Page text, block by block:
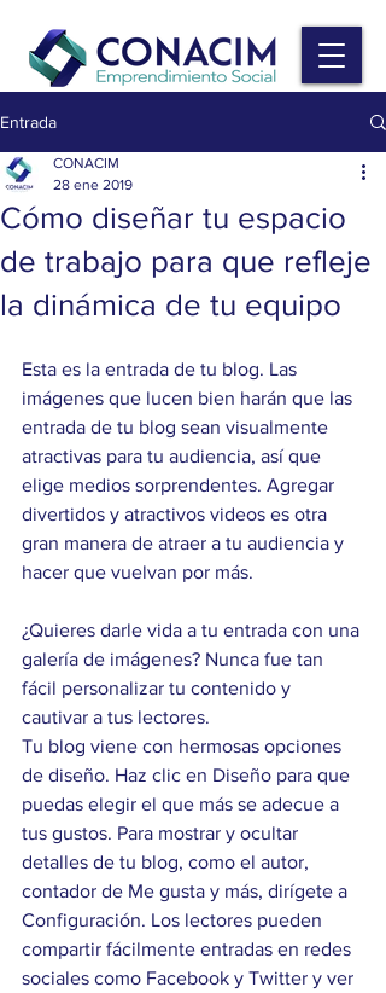
Entrada
Cómo diseñar tu espacio
de trabajo para que refleje
la dinámica de tu equipo
CONACIM
28 ene 2019
Esta es la entrada de tu blog. Las
imágenes que lucen bien harán que las
entrada de tu blog sean visualmente
atractivas para tu audiencia, así que
elige medios sorprendentes. Agregar
divertidos y atractivos videos es otra
gran manera de atraer a tu audiencia y
hacer que vuelvan por más.
¿Quieres darle vida a tu entrada con una
galería de imágenes? Nunca fue tan
fácil personalizar tu contenido y
cautivar a tus lectores.
Tu blog viene con hermosas opciones
de diseño. Haz clic en Diseño para que
puedas elegir el que más se adecue a
tus gustos. Para mostrar y ocultar
detalles de tu blog, como el autor,
contador de Me gusta y más, dirígete a
Configuración. Los lectores pueden
compartir fácilmente entradas en redes
sociales como Facebook y Twitter y ver